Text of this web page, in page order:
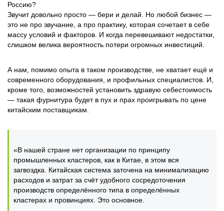
Россию?
Звучит довольно просто — бери и делай. Но любой бизнес —
это не про звучание, а про практику, которая сочетает в себе
массу условий и факторов. И когда перевешивают недостатки,
слишком велика вероятность потери огромных инвестиций.
А нам, помимо опыта в таком производстве, не хватает ещё и
современного оборудования, и профильных специалистов. И,
кроме того, возможностей установить здравую себестоимость
— такая фурнитура будет в пух и прах проигрывать по цене
китайским поставщикам.
«В нашей стране нет организации по принципу
промышленных кластеров, как в Китае, в этом вся
загвоздка. Китайская система заточена на минимализацию
расходов и затрат за счёт удобного сосредоточения
производств определённого типа в определённых
кластерах и провинциях. Это основное.